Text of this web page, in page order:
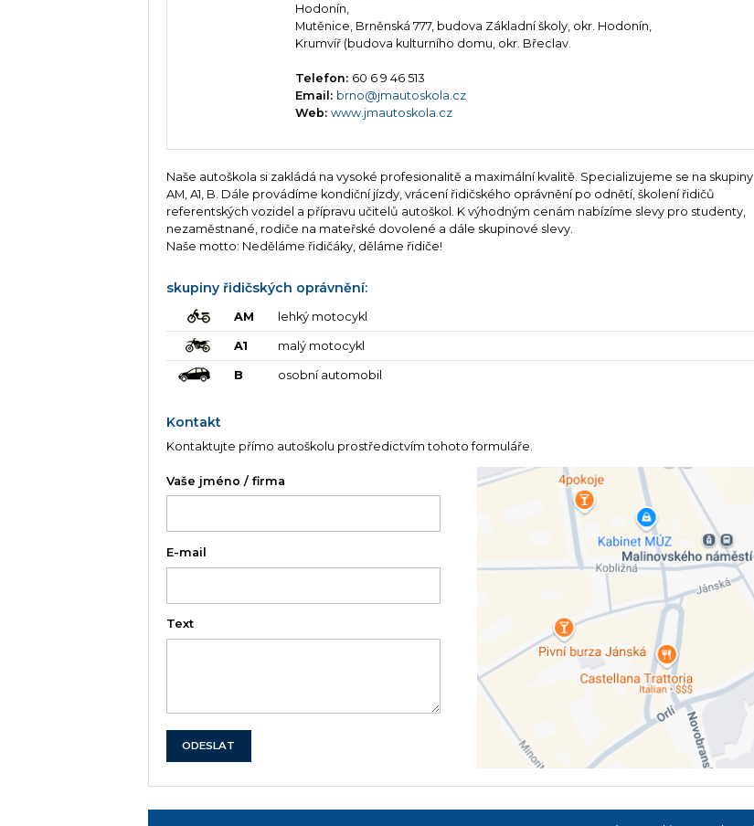
Hodonín,
Mutěnice, Brněnská 777, budova Základní školy, okr. Hodonín,
Krumvíř (budova kulturního domu, okr. Břeclav.
Telefon: 60 6 9 46 513
Email: brno@jmautoskola.cz
Web:www.jmautoskola.cz
Naše autoškola si zakládá na vysoké profesionalitě a maximální kvalitě. Specializujeme se na skupiny
AM, A1, B. Dále provádíme kondiční jízdy, vrácení řidičského oprávnění po odnětí, školení řidičů
referentských vozidel a přípravu učitelů autoškol. K výhodným cenám nabízíme slevy pro studenty,
nezaměstnané, rodiče na mateřské dovolené a dále skupinové slevy.
Naše motto: Neděláme řidičáky, děláme řidiče!
skupiny řidičských oprávnění:
AM lehký motocykl
A1 malý motocykl
B osobní automobil
Kontakt
Kontaktujte přímo autoškolu prostředictvím tohoto formuláře.
Vaše jméno / firma
E-mail
Text
ODESLAT